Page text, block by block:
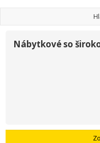
Nábytkové so